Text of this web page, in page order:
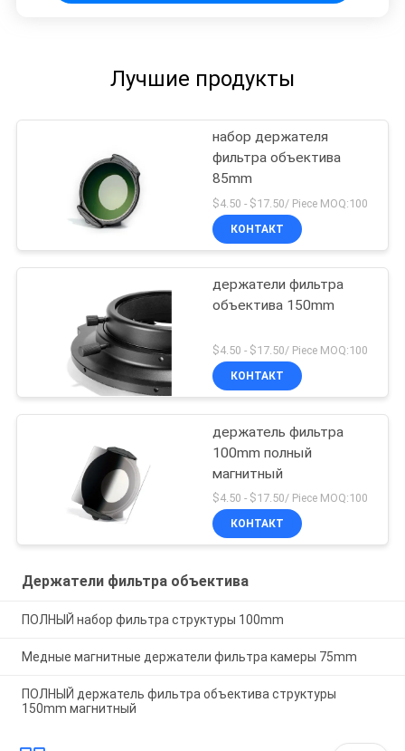
Лучшие продукты
набор держателя
фильтра объектива
85mm
$4.50 - $17.50/ Piece MOQ:100
КОНТАКТ
держатели фильтра
объектива 150mm
$4.50 - $17.50/ Piece MOQ:100
КОНТАКТ
держатель фильтра
100mm полный
магнитный
$4.50 - $17.50/ Piece MOQ:100
КОНТАКТ
Держатели фильтра объектива
ПОЛНЫЙ набор фильтра структуры 100mm
Медные магнитные держатели фильтра камеры 75mm
ПОЛНЫЙ держатель фильтра объектива структуры
150mm магнитный